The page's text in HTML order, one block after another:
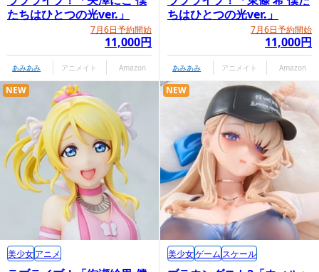
たちはひとつの光ver.」
7月6日予約開始
11,000円
あみあみ アニメイト Amazon
ちはひとつの光ver.」
7月6日予約開始
11,000円
あみあみ アニメイト Amazon
NEW
美少女アニメ
NEW
美少女ゲーム スケール